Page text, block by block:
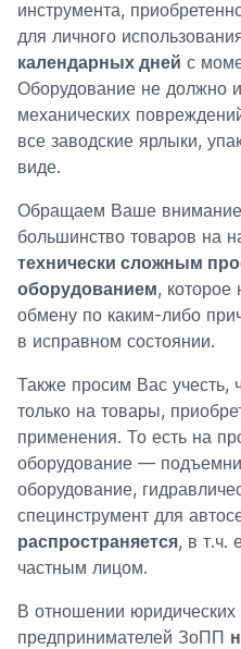
инструмента,
для личного
календарных дней с
Оборудование не должно
механических
все заводские ярлыки,
виде.
Обращаем Ваше
большинство товаров на
технически сложным
оборудованием, которое
обмену по каким-либо
в исправном состоянии.
Также просим Вас учесть,
только на товары,
применения. То есть на
оборудование —
оборудование,
специнструмент для
распространяется, в т.ч.
частным лицом.
В отношении
предпринимателей ЗоПП